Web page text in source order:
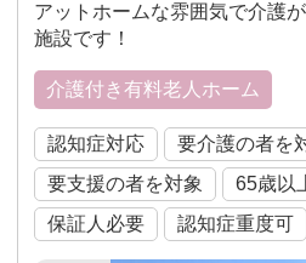
アットホームな雰囲気で介護
施設です！
介護付き有料老人ホーム
認知症対応
要介護の者を
要支援の者を対象
65歳以
保証人必要
認知症重度可